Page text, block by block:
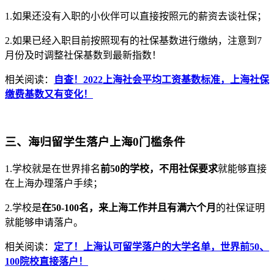
1.如果还没有入职的小伙伴可以直接按照元的薪资去谈社保；
2.如果已经入职目前按照现有的社保基数进行缴纳，注意到7
月份及时调整社保基数到最新指数！
相关阅读：
自查！2022上海社会平均工资基数标准，上海社保
缴费基数又有变化！
三、海归留学生落户上海0门槛条件
1.学校就是在世界排名前50的学校，不用社保要求就能够直接
在上海办理落户手续；
2.学校是在50-100名，来上海工作并且有满六个月 的社保证明
就能够申请落户。
相关阅读： 定了！上海认可留学落户的大学名单，世界前50、
100院校直接落户！